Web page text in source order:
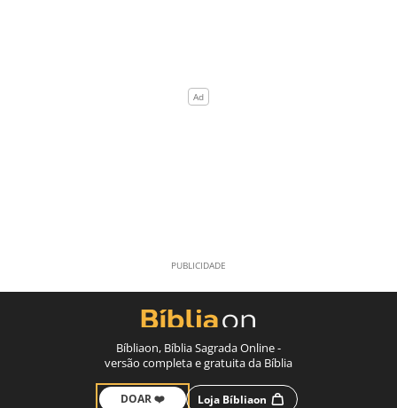
Bíbliaon, Bíblia Sagrada Online -
versão completa e gratuita da Bíblia
DOAR ❤️ Loja Bíbliaon